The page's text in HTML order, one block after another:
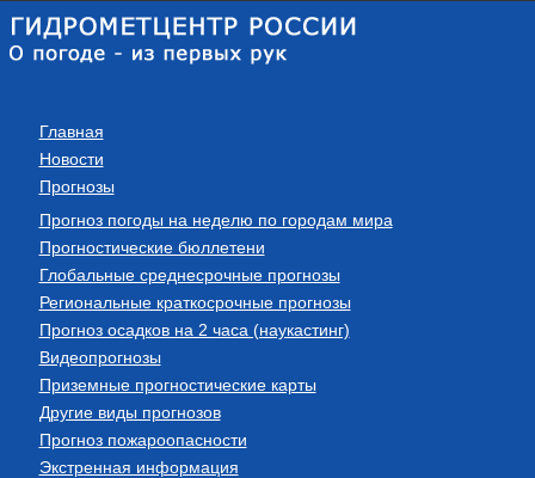
Главная
Новости
Прогнозы
Прогноз погоды на неделю по городам мира
Прогностические бюллетени
Глобальные среднесрочные прогнозы
Региональные краткосрочные прогнозы
Прогноз осадков на 2 часа (наукастинг)
Видеопрогнозы
Приземные прогностические карты
Другие виды прогнозов
Прогноз пожароопасности
Экстренная информация